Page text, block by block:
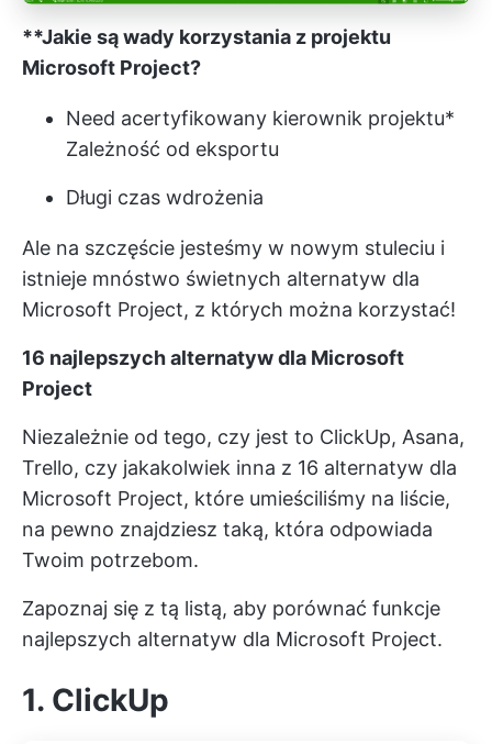
**Jakie są wady korzystania z projektu
Microsoft Project?
Need acertyfikowany kierownik projektu*
Zależność od eksportu
Długi czas wdrożenia
Ale na szczęście jesteśmy w nowym stuleciu i
istnieje mnóstwo świetnych alternatyw dla
Microsoft Project, z których można korzystać!
16 najlepszych alternatyw dla Microsoft
Project
Niezależnie od tego, czy jest to ClickUp, Asana,
Trello, czy jakakolwiek inna z 16 alternatyw dla
Microsoft Project, które umieściliśmy na liście,
na pewno znajdziesz taką, która odpowiada
Twoim potrzebom.
Zapoznaj się z tą listą, aby porównać funkcje
najlepszych alternatyw dla Microsoft Project.
1. ClickUp